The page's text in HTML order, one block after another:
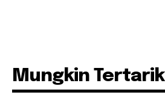
Mungkin Tertarik